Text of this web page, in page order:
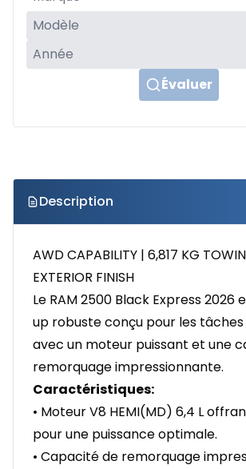
Évaluer
Description
AWD CAPABILITY | 6,817 KG
EXTERIOR FINISH
Le RAM 2500 Black Express 2026
up robuste conçu pour les
avec un moteur puissant et une
remorquage impressionnante.
Caractéristiques:
• Moteur V8 HEMI(MD) 6,4 L
pour une puissance optimale.
• Capacité de remorquage